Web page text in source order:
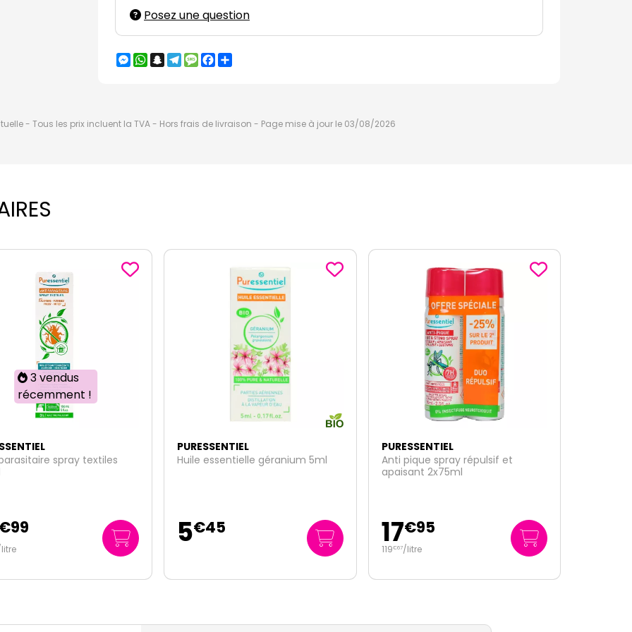
Posez une question
Messenger
WhatsApp
Snapchat
Telegram
MessageFacebook
- Tous les prix incluent la TVA - Hors frais de livraison - Page mise à jour le 03/08/2026
géranium 5ml
45
PURESSENTIEL
Anti pique spray répulsif et
17€95
PURESSENTIEL
Huile essentielle bergamote sans
bergaptène 10ml
11€95